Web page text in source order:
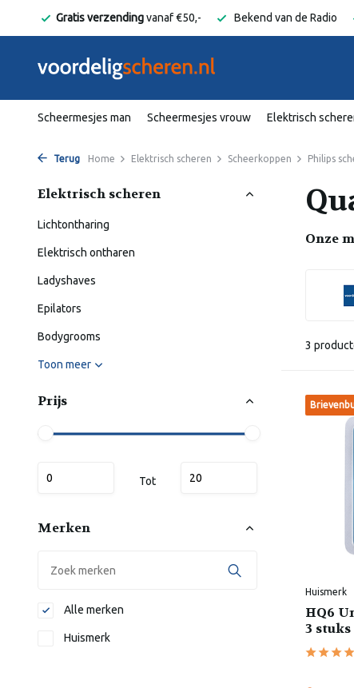
Gratis verzendingvanaf €50,- Bekend van de Radio
Scheermesjes man Scheermesjes vrouw Elektrisch
Terug Home Elektrisch scheren Scheerkoppen Philips
Elektrisch scheren
Lichtontharing
Elektrisch ontharen
Ladyshaves
Epilators
Bodygrooms
Toon meer
Prijs
Tot
Merken
Alle merken
Huismerk
Onze
3
Huismerk
HQ6
3 stuks